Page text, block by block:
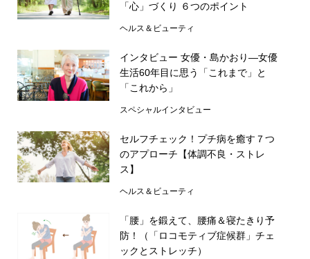
「心」づくり ６つのポイント
ヘルス＆ビューティ
インタビュー 女優・島かおり―女優
生活60年目に思う「これまで」と
「これから」
スペシャルインタビュー
セルフチェック！プチ病を癒す７つ
のアプローチ【体調不良・ストレ
ス】
ヘルス＆ビューティ
「腰」を鍛えて、腰痛＆寝たきり予
防！（「ロコモティブ症候群」チェ
ックとストレッチ）